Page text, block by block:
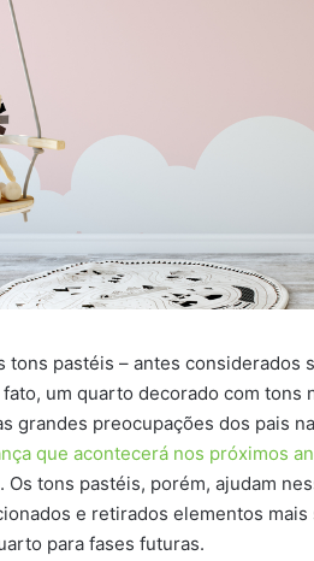
tons pastéis – antes considerados
fato, um quarto decorado com
grandes preocupações dos pais
que acontecerá nos próximos
Os tons pastéis, porém, ajudam
e retirados elementos mais
para fases futuras.